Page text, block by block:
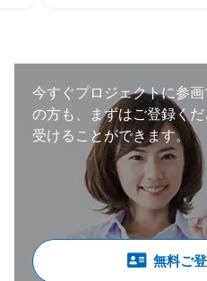
働20～30％想定
今すぐプロジェクトに参
の方も、まずはご登録くだ
受けることができます。
無料ご